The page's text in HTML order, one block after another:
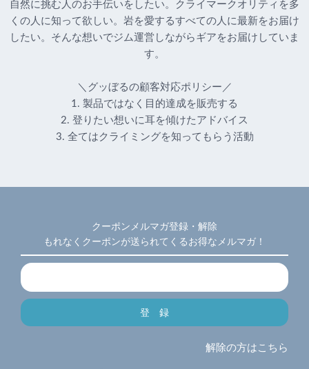
自然に挑む人のお手伝いをしたい。クライマークオリティを多
くの人に知って欲しい。岩を愛するすべての人に最新をお届け
したい。そんな想いでジム運営しながらギアをお届けしていま
す。
＼グッぼるの顧客対応ポリシー／
1. 製品ではなく目的達成を販売する
2. 登りたい想いに耳を傾けたアドバイス
3. 全てはクライミングを知ってもらう活動
クーポンメルマガ登録・解除
もれなくクーポンが送られてくるお得なメルマガ！
解除の方はこちら